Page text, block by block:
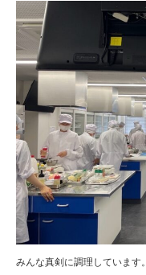
みんな真剣に調理しています。